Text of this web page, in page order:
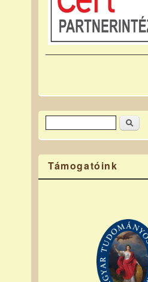
Keresés űrlap
Keresés
Támogatóink